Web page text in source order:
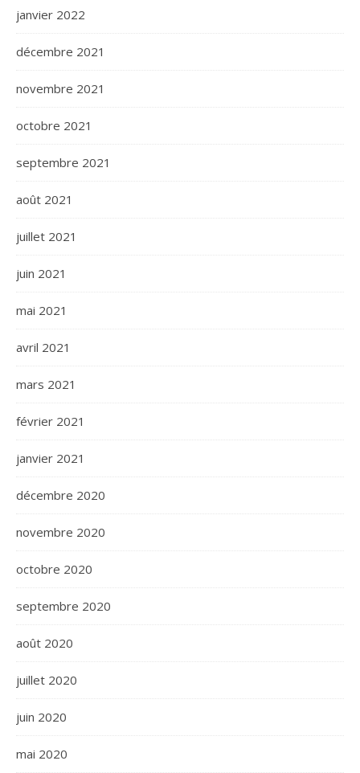
janvier 2022
décembre 2021
novembre 2021
octobre 2021
septembre 2021
août 2021
juillet 2021
juin 2021
mai 2021
avril 2021
mars 2021
février 2021
janvier 2021
décembre 2020
novembre 2020
octobre 2020
septembre 2020
août 2020
juillet 2020
juin 2020
mai 2020